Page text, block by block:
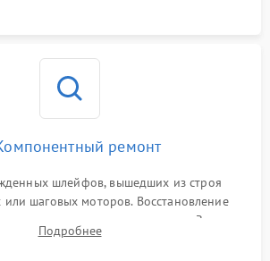
ремонт
шлейфов, вышедших из строя
или шаговых моторов. Восстановление
при заклинивании зума. Замена
диафрагмы, датчиков положения или
Подробнее